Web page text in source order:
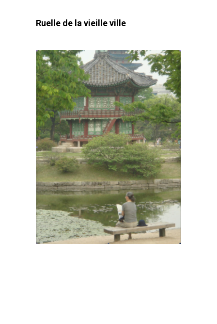
Ruelle de la vieille ville